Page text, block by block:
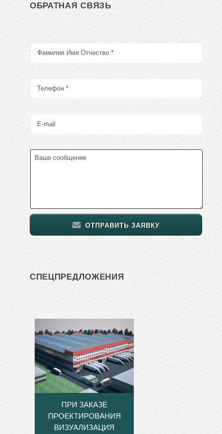
ОБРАТНАЯ СВЯЗЬ
ОТПРАВИТЬ ЗАЯВКУ
СПЕЦПРЕДЛОЖЕНИЯ
ПРИ ЗАКАЗЕ
ПРОЕКТИРОВАНИЯ
ВИЗУАЛИЗАЦИЯ